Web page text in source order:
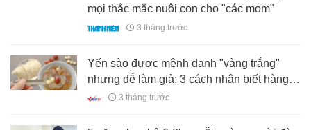
mọi thắc mắc nuôi con cho "các mom"
3 tháng trước
Yến sào được mệnh danh "vàng trắng"
nhưng dễ làm giả: 3 cách nhận biết hàng
thật
3 tháng trước